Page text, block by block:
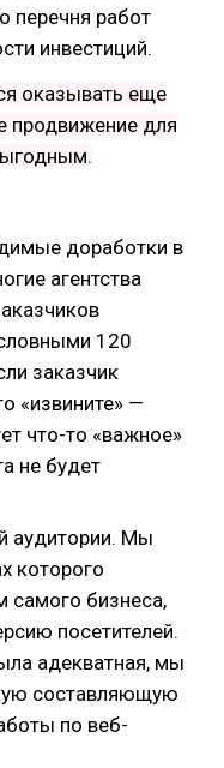
перечня работ
инвестиций.
оказывать еще
продвижение для
доработки в
агентства
120
заказчик
«извините» —
что-то «важное»
не будет
аудитории. Мы
которого
самого бизнеса,
посетителей.
адекватная, мы
составляющую
по веб-